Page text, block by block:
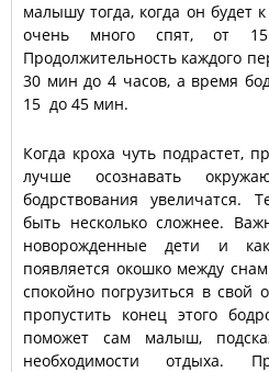
малышу тогда, когда он будет
очень много спят, от
Продолжительность каждого
30 мин до 4 часов, а время
15 до 45 мин.
Когда кроха чуть подрастет,
лучше осознавать
бодрствования увеличатся.
быть несколько сложнее.
новорожденные дети и
появляется окошко между
спокойно погрузиться в свой
пропустить конец этого
поможет сам малыш,
необходимости